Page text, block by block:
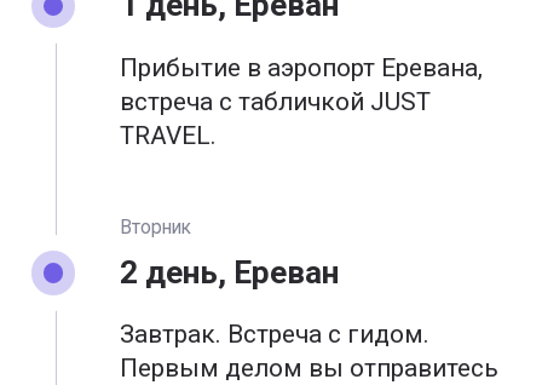
Прибытие в аэропорт Еревана,
встреча с табличкой JUST
TRAVEL.
Вторник
2 день, Ереван
Завтрак. Встреча с гидом.
Первым делом вы отправитесь